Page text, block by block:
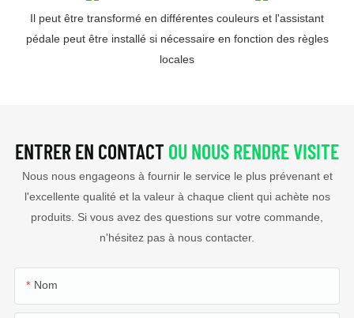
Il peut être transformé en différentes couleurs et l'assistant
pédale peut être installé si nécessaire en fonction des règles
locales
ENTRER EN CONTACT OU NOUS RENDRE VISITE
Nous nous engageons à fournir le service le plus prévenant et
l'excellente qualité et la valeur à chaque client qui achète nos
produits. Si vous avez des questions sur votre commande,
n'hésitez pas à nous contacter.
Nom